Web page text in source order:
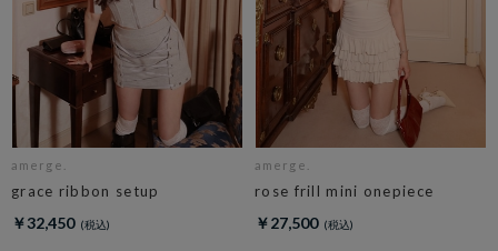
amerge.
grace ribbon setup
￥32,450
amerge.
rose frill mini onepiece
￥27,500